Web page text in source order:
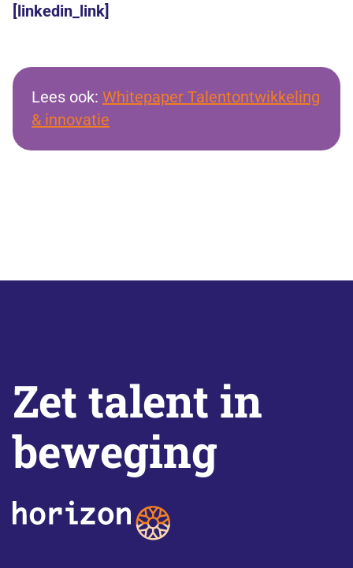
[linkedin_link]
Lees ook: Whitepaper Talentontwikkeling
& innovatie
Zet talent in
beweging